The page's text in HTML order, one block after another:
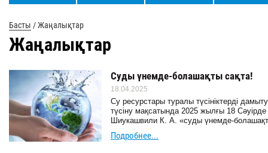
Басты /Жаңалықтар
Жаңалықтар
Суды үнемде-болашақты сақта!
18.04.2025
Су ресурстары туралы түсініктерді
түсіну мақсатында 2025 жылғы 18
Шиукашвили К. А. «суды үнемде-
Подробнее...